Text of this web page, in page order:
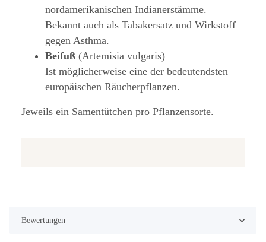
nordamerikanischen Indianerstämme.
Bekannt auch als Tabakersatz und Wirkstoff
gegen Asthma.
Beifuß (Artemisia vulgaris)
Ist möglicherweise eine der bedeutendsten
europäischen Räucherpflanzen.
Jeweils ein Samentütchen pro Pflanzensorte.
Bewertungen